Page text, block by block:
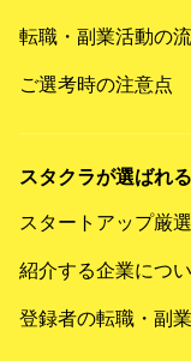
転職・副業活動の
ご選考時の注意点
スタクラが選ばれ
スタートアップ厳
紹介する企業につ
登録者の転職・副